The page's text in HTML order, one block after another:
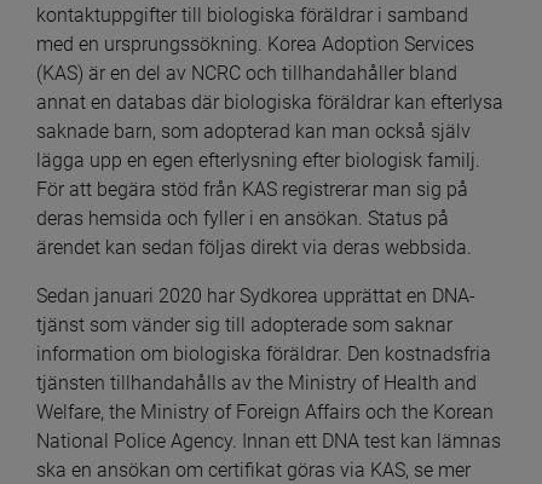
kontaktuppgifter till biologiska föräldrar i samband
med en ursprungssökning. Korea Adoption Services
(KAS) är en del av NCRC och tillhandahåller bland
annat en databas där biologiska föräldrar kan efterlysa
saknade barn, som adopterad kan man också själv
lägga upp en egen efterlysning efter biologisk familj.
För att begära stöd från KAS registrerar man sig på
deras hemsida och fyller i en ansökan. Status på
ärendet kan sedan följas direkt via deras webbsida.
Sedan januari 2020 har Sydkorea upprättat en DNA-
tjänst som vänder sig till adopterade som saknar
information om biologiska föräldrar. Den kostnadsfria
tjänsten tillhandahålls av the Ministry of Health and
Welfare, the Ministry of Foreign Affairs och the Korean
National Police Agency. Innan ett DNA test kan lämnas
ska en ansökan om certifikat göras via KAS, se mer